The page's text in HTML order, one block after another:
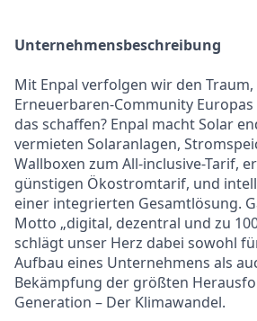
Unternehmensbeschreibung
Mit Enpal verfolgen wir den
Erneuerbaren-Community
das schaffen? Enpal macht Solar
vermieten Solaranlagen,
Wallboxen zum All-inclusive-Tarif,
günstigen Ökostromtarif, und
einer integrierten Gesamtlösung.
Motto „digital, dezentral und zu
schlägt unser Herz dabei sowohl
Aufbau eines Unternehmens als
Bekämpfung der größten
Generation – Der Klimawandel.